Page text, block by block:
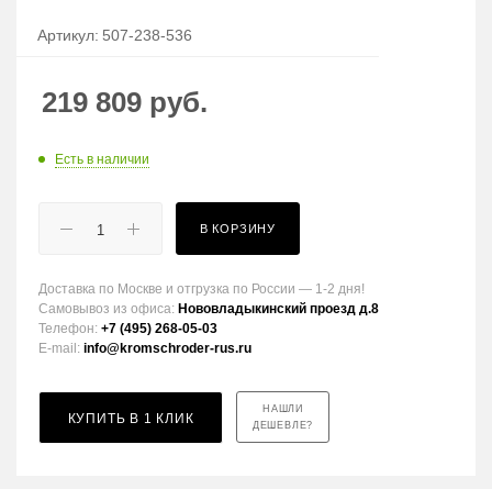
Артикул: 507-238-536
219 809 руб.
Есть в наличии
В КОРЗИНУ
Доставка по Москве и отгрузка по России — 1-2 дня!
Самовывоз из офиса: Нововладыкинский проезд д.8
Телефон: +7 (495) 268-05-03
E-mail: info@kromschroder-rus.ru
КУПИТЬ В 1 КЛИК
НАШЛИ
ДЕШЕВЛЕ?